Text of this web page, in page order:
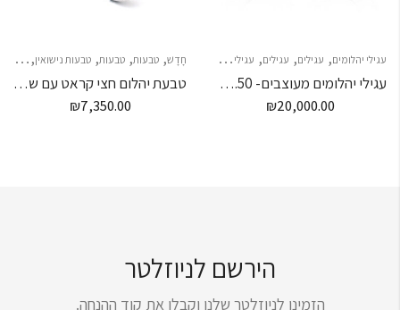
עגילי יהלומים, עגילים, עגילים, עגילים צמודים
עגילי יהלומים מעוצבים- 0.50 קראט מרכזית
₪20,000.00
חָדָשׁ, טבעות, טבעות, טבעות נישואין,
טבעת יהלום חצי קראט עם שיבוץ סביב היהלום ועל הזרועות – "SATURN"
₪7,350.00
הירשם לניוזלטר
הזמינו לניוזלטר שלנו וקבלו את קוד ההנחה.